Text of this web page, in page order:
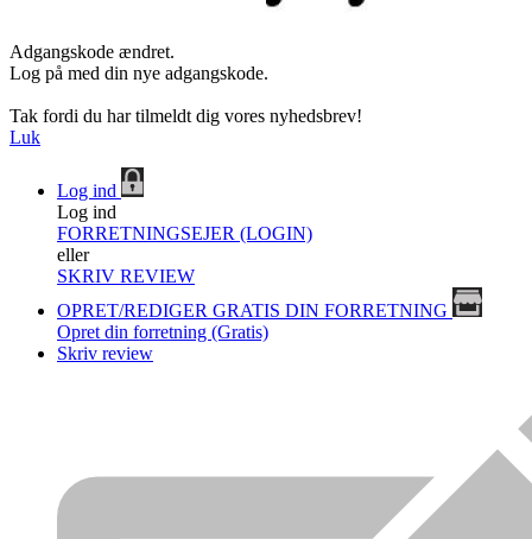
Adgangskode ændret.
Log på med din nye adgangskode.
Tak fordi du har tilmeldt dig vores nyhedsbrev!
Luk
Log ind
Log ind
FORRETNINGSEJER (LOGIN)
eller
SKRIV REVIEW
OPRET/REDIGER GRATIS DIN FORRETNING
Opret din forretning (Gratis)
Skriv review